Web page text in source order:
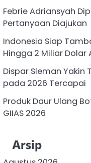
Febrie Adriansyah
Pertanyaan Diajukan
Indonesia Siap
Hingga 2 Miliar Dolar
Dispar Sleman
pada 2026 Tercapai
Produk Daur Ulang
GIIAS 2026
Arsip